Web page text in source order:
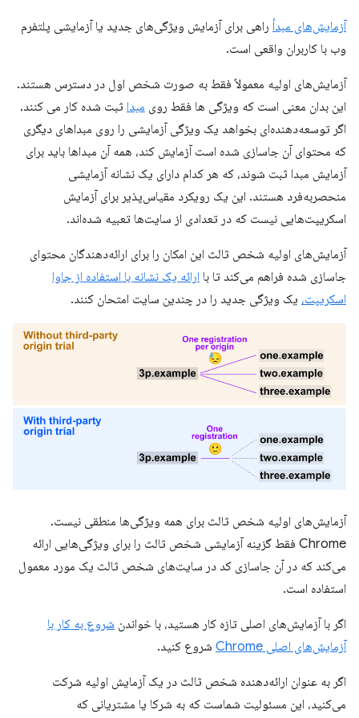
آزمایش‌های مبدأ راهی برای آزمایش ویژگی‌های جدید یا آزمایشی پلتفرم
وب با کاربران واقعی است.
آزمایش‌های اولیه معمولاً فقط به صورت شخص اول در دسترس هستند.
این بدان معنی است که ویژگی ها فقط روی مبدا ثبت شده کار می کنند.
اگر توسعه‌دهنده‌ای بخواهد یک ویژگی آزمایشی را روی مبداهای دیگری
که محتوای آن جاسازی شده است آزمایش کند، همه آن مبداها باید برای
آزمایش مبدا ثبت شوند، که هر کدام دارای یک نشانه آزمایشی
منحصربه‌فرد هستند. این یک رویکرد مقیاس‌پذیر برای آزمایش
اسکریپت‌هایی نیست که در تعدادی از سایت‌ها تعبیه شده‌اند.
آزمایش‌های اولیه شخص ثالث این امکان را برای ارائه‌دهندگان محتوای
جاسازی شده فراهم می‌کند تا با ارائه یک نشانه با استفاده از جاوا
اسکریپت، یک ویژگی جدید را در چندین سایت امتحان کنند.
آزمایش‌های اولیه شخص ثالث برای همه ویژگی‌ها منطقی نیست.
Chrome فقط گزینه آزمایشی شخص ثالث را برای ویژگی‌هایی ارائه
می‌کند که در آن جاسازی کد در سایت‌های شخص ثالث یک مورد معمول
استفاده است.
اگر با آزمایش‌های اصلی تازه کار هستید، با خواندن شروع به کار با
آزمایش‌های اصلی Chrome
شروع کنید.
اگر به عنوان ارائه‌دهنده شخص ثالث در یک آزمایش اولیه شرکت
می‌کنید، این مسئولیت شماست که به شرکا یا مشتریانی که